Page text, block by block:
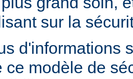
sur la
d'informations
ce modèle de